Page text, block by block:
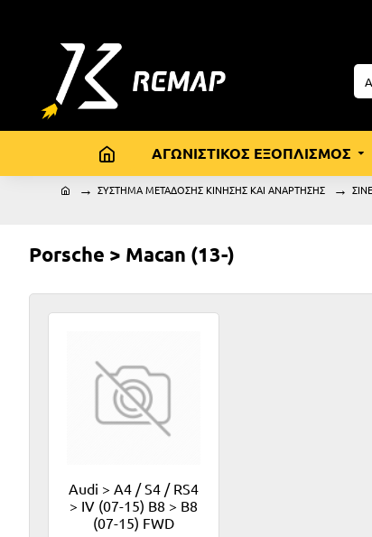
ΑΓΩΝΙΣΤΙΚΟΣ ΕΞΟΠΛΙΣΜΟΣ
ΣΥΣΤΗΜΑ ΜΕΤΑΔΟΣΗΣ ΚΙΝΗΣΗΣ ΚΑΙ ΑΝΑΡΤΗΣΗΣ
Porsche > Macan (13-)
Audi > A4 / S4 / RS4
> IV (07-15) B8 > B8
(07-15) FWD